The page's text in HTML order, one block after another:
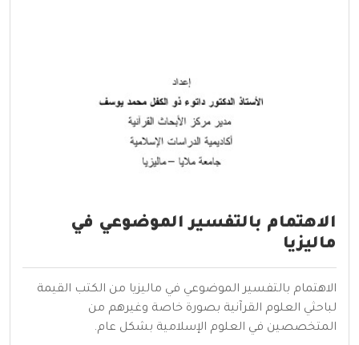
الاهتمام بالتفسير الموضوعي في
ماليزيا
الاهتمام بالتفسير الموضوعي في ماليزيا من الكتب القيمة
لباحثي العلوم القرآنية بصورة خاصة وغيرهم من
المتخصصين في العلوم الإسلامية بشكل عام.